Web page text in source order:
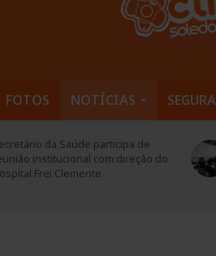
FOTOS NOTÍCIAS
da Saúde participa de
institucional com direção do
Frei Clemente